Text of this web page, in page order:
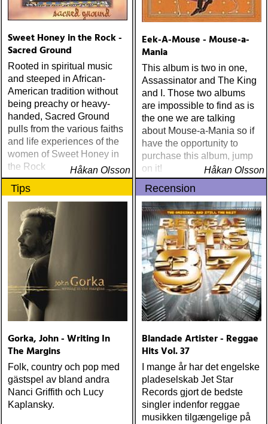
Grace (Sam Baker Music)
Guy Clark My Favorite
Richard Lindgren Driftwood
(Rootsy) Chip Taylor Block
Out The Sirens Of This
Lonely World (Trainwreck)
Nick Cave & The Bad
Seeds Push The Sky Away
(Bad Seed) Andi Almqvist
Warsaw Holiday (Rootsy)
Townes Van Zandt
Sunshine Boy: The
Unheard Studio Sessions &
Demos 1971-1972
(Omnivore) Naturligtvis
borde alla årets Rootsy-
plattor vara med på listan,
men jag har istället valt att
bara lista de plattor jag
lyssnat på väsentligt mycket
mer än vad tjänsten kräver
Sweet Honey in the Rock -
Sacred Ground
Rooted in spiritual music
and steeped in African-
American tradition without
being preachy or heavy-
handed, Sacred Ground
pulls from the various faiths
and life experiences of the
women of Sweet Honey in
the Rock
Håkan Olsson
Eek-A-Mouse - Mouse-a-
Mania
This album is two in one,
Assassinator and The King
and I. Those two albums
are impossible to find as is
the one we are talking
about Mouse-a-Mania so if
have the opportunity to
purchase this album, jump
on it!
Håkan Olsson
Tips
Gorka, John - Writing In
The Margins
Folk, country och pop med
gästspel av bland andra
Nanci Griffith och Lucy
Kaplansky.
Recension
Blandade Artister - Reggae
Hits Vol. 37
I mange år har det engelske
pladeselskab Jet Star
Records gjort de bedste
singler indenfor reggae
musikken tilgængelige på